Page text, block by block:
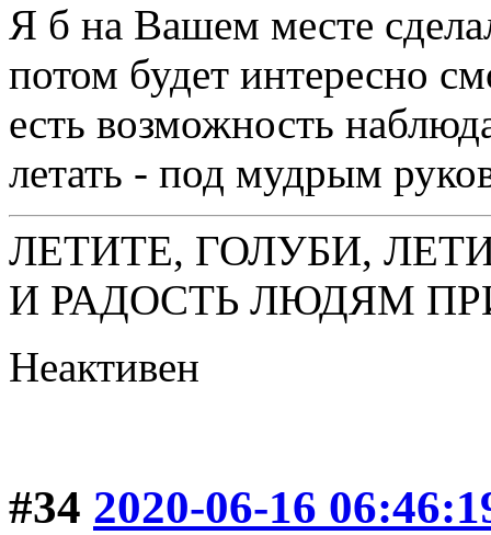
Я б на Вашем месте
потом будет интересно
есть возможность
летать - под мудрым
ЛЕТИТЕ, ГОЛУБИ,
И РАДОСТЬ ЛЮДЯМ
Неактивен
#34 2020-06-16